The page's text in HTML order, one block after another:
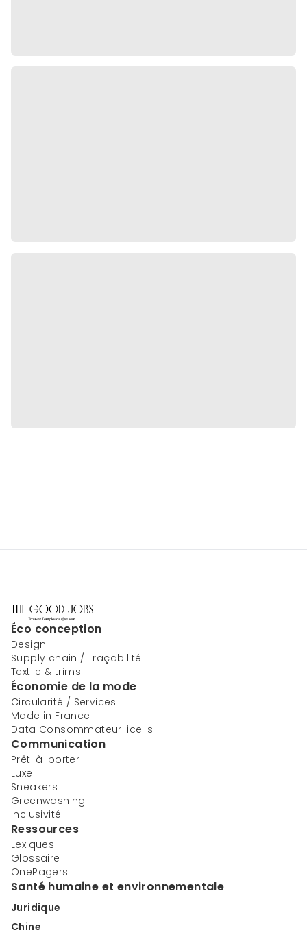
Éco conception
Design
Supply chain / Traçabilité
Textile & trims
Économie de la mode
Circularité / Services
Made in France
Data Consommateur-ice-s
Communication
Prêt-à-porter
Luxe
Sneakers
Greenwashing
Inclusivité
Ressources
Lexiques
Glossaire
OnePagers
Santé humaine et environnementale
Juridique
Chine